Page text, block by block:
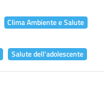
Clima Ambiente e Salute
Salute dell'adolescente